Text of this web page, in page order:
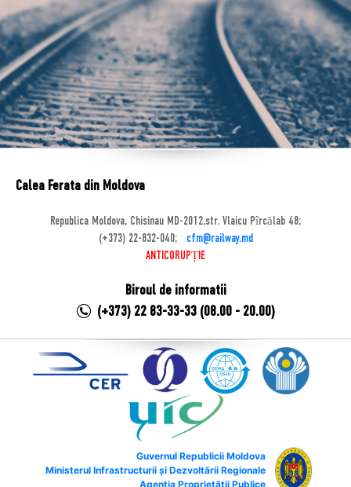
Calea Ferata din Moldova
Republica Moldova, Chisinau MD-2012,str. Vlaicu Pîrcălab 48;
(+373) 22-832-040;
cfm@railway.md
ANTICORUPȚIE
Biroul de informatii
(+373) 22 83-33-33 (08.00 - 20.00)
Guvernul Republicii Moldova
Ministerul Infrastructurii și Dezvoltării Regionale
Agenția Proprietății Publice